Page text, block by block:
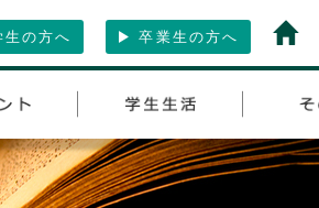
生の方へ 卒業生の方へ